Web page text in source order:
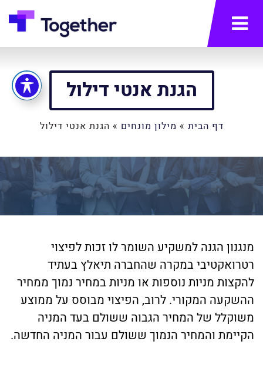
תפריט
הגנת אנטי דילול
דף הבית » מילון מונחים » הגנת אנטי דילול
מנגנון הגנה למשקיע השומר לו זכות לפיצוי
רטרואקטיבי במקרה שהחברה תיאלץ בעתיד
להקצות מניות נוספות או מניות במחיר נמוך ממחיר
ההשקעה המקורי. לרוב, הפיצוי מבוסס על ממוצע
משוקלל של המחיר הגבוה ששולם בעד המניה
הקיימת והמחיר הנמוך ששולם עבור המניה החדשה.